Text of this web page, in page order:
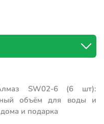
SW02-6 (6 шт):
объём для воды и
и подарка